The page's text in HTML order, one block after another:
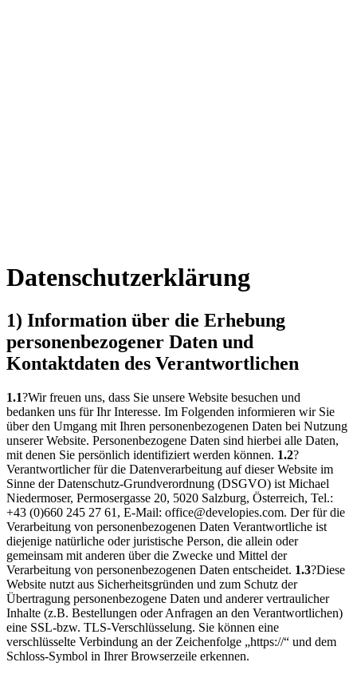
Datenschutzerklärung
1) Information über die Erhebung
personenbezogener Daten und
Kontaktdaten des Verantwortlichen
1.1?Wir freuen uns, dass Sie unsere Website besuchen und
bedanken uns für Ihr Interesse. Im Folgenden informieren wir Sie
über den Umgang mit Ihren personenbezogenen Daten bei Nutzung
unserer Website. Personenbezogene Daten sind hierbei alle Daten,
mit denen Sie persönlich identifiziert werden können. 1.2?
Verantwortlicher für die Datenverarbeitung auf dieser Website im
Sinne der Datenschutz-Grundverordnung (DSGVO) ist Michael
Niedermoser, Permosergasse 20, 5020 Salzburg, Österreich, Tel.:
+43 (0)660 245 27 61, E-Mail: office@developies.com. Der für die
Verarbeitung von personenbezogenen Daten Verantwortliche ist
diejenige natürliche oder juristische Person, die allein oder
gemeinsam mit anderen über die Zwecke und Mittel der
Verarbeitung von personenbezogenen Daten entscheidet. 1.3?Diese
Website nutzt aus Sicherheitsgründen und zum Schutz der
Übertragung personenbezogene Daten und anderer vertraulicher
Inhalte (z.B. Bestellungen oder Anfragen an den Verantwortlichen)
eine SSL-bzw. TLS-Verschlüsselung. Sie können eine
verschlüsselte Verbindung an der Zeichenfolge „https://“ und dem
Schloss-Symbol in Ihrer Browserzeile erkennen.